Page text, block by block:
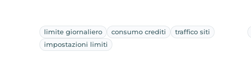
limite giornaliero consumo crediti
traffico siti
impostazioni limiti